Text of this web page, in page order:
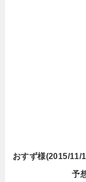
おすず様(2015/11/
予